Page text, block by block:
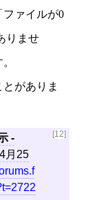
ァイルが0
りませ
とがありま
[12]
-
月25